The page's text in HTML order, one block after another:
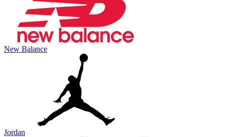
New Balance
Jordan